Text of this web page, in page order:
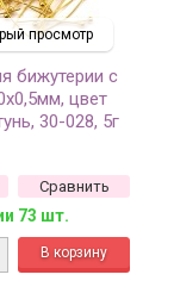
просмотр
бижутерии с
цвет
30-028, 5г
Сравнить
73 шт.